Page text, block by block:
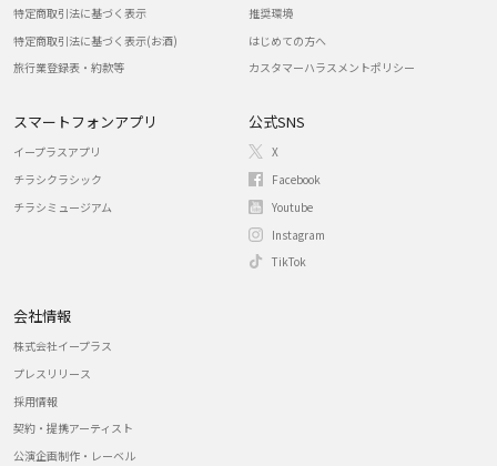
特定商取引法に基づく表示
特定商取引法に基づく表示(お酒)
旅行業登録表・約款等
推奨環境
はじめての方へ
カスタマーハラスメントポリシー
スマートフォンアプリ
イープラスアプリ
チラシクラシック
チラシミュージアム
公式SNS
X
Facebook
Youtube
Instagram
TikTok
会社情報
株式会社イープラス
プレスリリース
採用情報
契約・提携アーティスト
公演企画制作・レーベル